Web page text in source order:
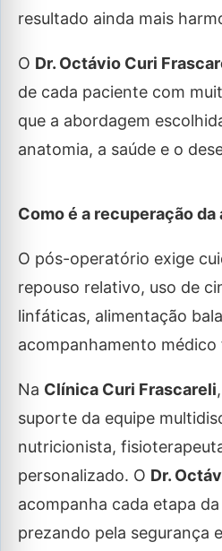
resultado ainda mais
O Dr. Octávio Curi
de cada paciente com
que a abordagem
anatomia, a saúde e o
Como é a recuperação
O pós-operatório exige
repouso relativo, uso de
linfáticas, alimentação
acompanhamento médico
Na Clínica Curi Frascareli
suporte da equipe
nutricionista,
personalizado. O Dr.
acompanha cada etapa
prezando pela segurança